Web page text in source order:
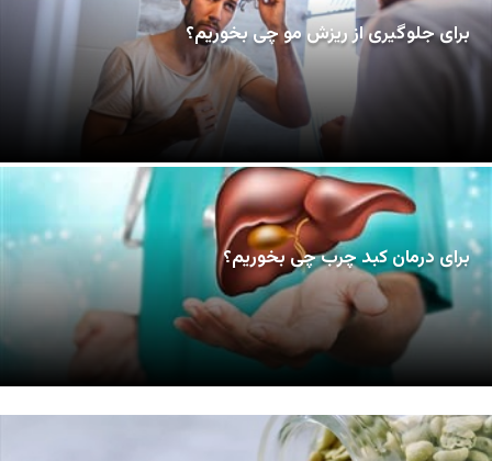
برای جلوگیری از ریزش مو چی بخوریم؟
برای درمان کبد چرب چی بخوریم؟